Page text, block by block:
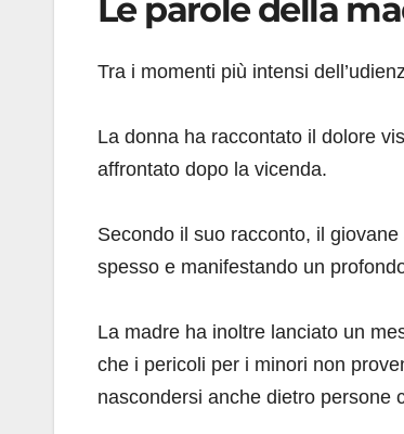
Le parole della
Tra i momenti più intensi
La donna ha raccontato il dolore
affrontato dopo la vicenda.
Secondo il suo racconto, il
spesso e manifestando un
La madre ha inoltre lanciato un
che i pericoli per i minori non
nascondersi anche dietro persone